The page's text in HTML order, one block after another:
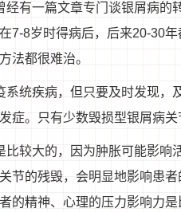
有一篇文章专门谈银屑病的
7-8岁时得病后，后来20-30
法都很难治。
统疾病，但只要及时发现，
症。只有少数毁损型银屑病关
较大的，因为肿胀可能影响
节的残毁，会明显地影响患
的精神、心理的压力影响力是